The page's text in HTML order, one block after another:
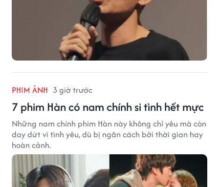
PHIM ẢNH 3 giờ trước
7 phim Hàn có nam chính si tình hết mực
Những nam chính phim Hàn này không chỉ yêu mà còn
day dứt vì tình yêu, dù bị ngăn cách bởi thời gian hay
hoàn cảnh.